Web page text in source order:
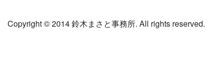
Copyright © 2014 鈴木まさと事務所. All rights reserved.